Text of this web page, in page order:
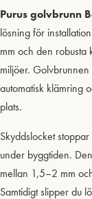
Purusgolvbrunn
lösning för
mm och den robusta
miljöer.
automatisk klämring
plats.
Skyddslocket
under byggtiden.
mellan 1,5–2 mm
Samtidigt slipper du